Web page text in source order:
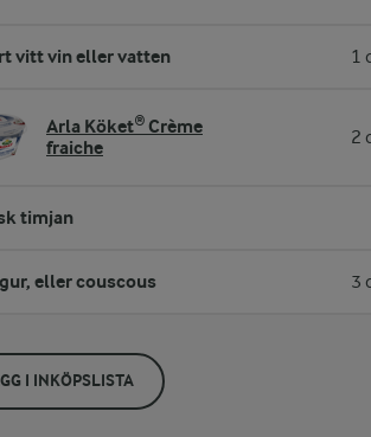
vitt vin eller vatten 1
Arla Köket® Crème
fraiche
2
timjan
eller couscous 3
I INKÖPSLISTA